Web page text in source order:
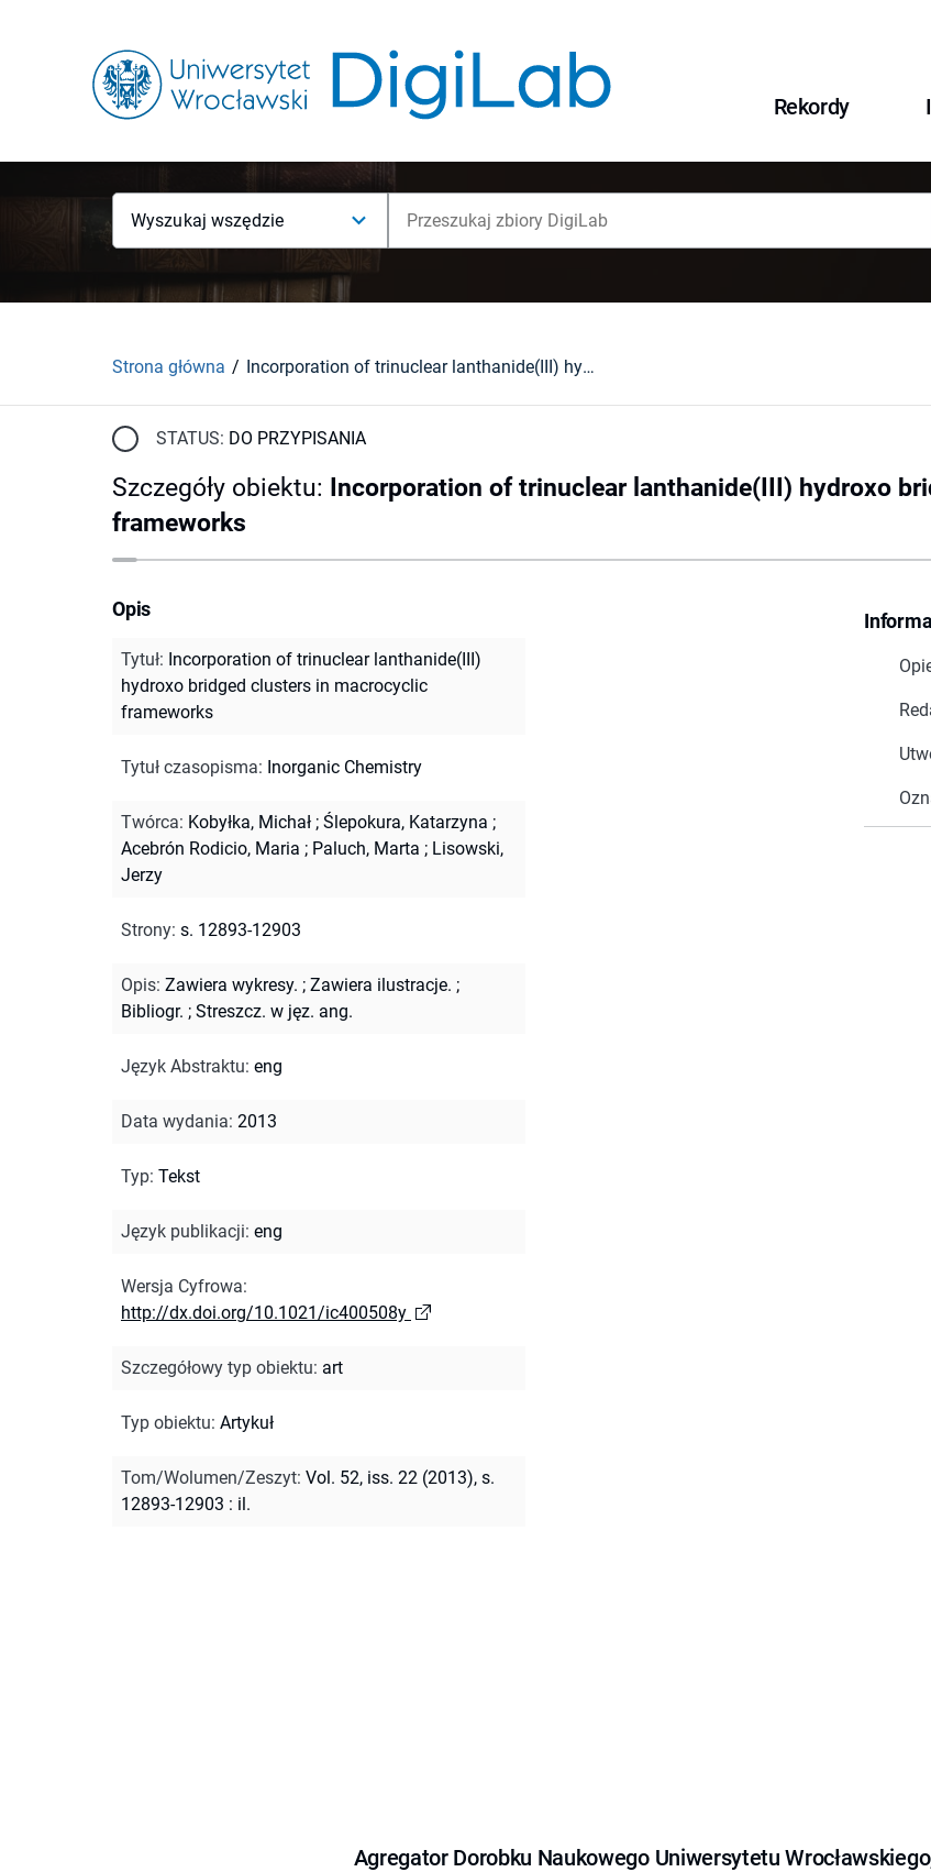
Rekordy
Wyszukaj wszędzie
Strona główna Incorporation of trinuclear lanthanide(III) hydroxo bridged clusters in macrocyclic frameworks
STATUS: DO PRZYPISANIA
Szczegóły obiektu: Incorporation of trinuclear lanthanide(III) hydroxo
frameworks
Opis
Tytuł: Incorporation of trinuclear lanthanide(III)
hydroxo bridged clusters in macrocyclic
frameworks
Tytuł czasopisma: Inorganic Chemistry
Twórca: Kobyłka, Michał ; Ślepokura, Katarzyna ;
Acebrón Rodicio, Maria ; Paluch, Marta ; Lisowski,
Jerzy
Strony: s. 12893-12903
Opis: Zawiera wykresy. ; Zawiera ilustracje. ;
Bibliogr. ; Streszcz. w jęz. ang.
Język Abstraktu: eng
Data wydania: 2013
Typ: Tekst
Język publikacji: eng
Wersja Cyfrowa:
http://dx.doi.org/10.1021/ic400508y
Szczegółowy typ obiektu: art
Typ obiektu: Artykuł
Tom/Wolumen/Zeszyt: Vol. 52, iss. 22 (2013), s.
12893-12903 : il.
Agregator Dorobku Naukowego Uniwersytetu